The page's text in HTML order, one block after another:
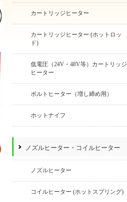
カートリッジヒーター
カートリッジヒーター (ホットロッ
ド)
低電圧（24V・48V等）カートリッジ
ヒーター
ボルトヒーター（増し締め用）
ホットナイフ
ノズルヒーター・コイルヒーター
ノズルヒーター
コイルヒーター (ホットスプリング)